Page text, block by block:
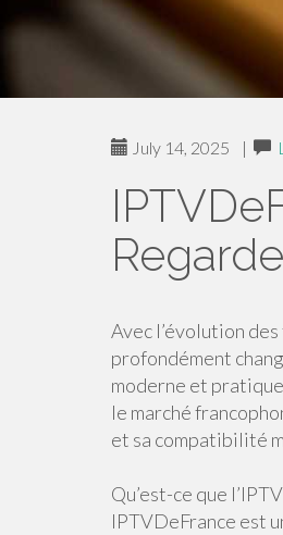
July 14, 2025 |
Avec l’évolution
profondément
moderne et
le marché
et sa compatibilité
Qu’est-ce que
IPTVDeFrance est